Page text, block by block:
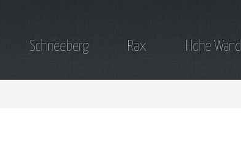
Schneeberg Rax Hohe Wand